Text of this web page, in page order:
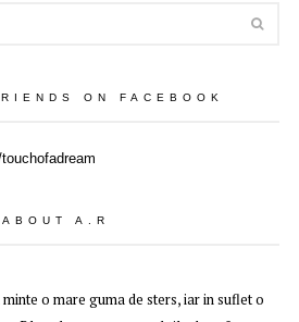
ON FACEBOOK
ABOUT A.R
o mare guma de sters, iar in suflet o